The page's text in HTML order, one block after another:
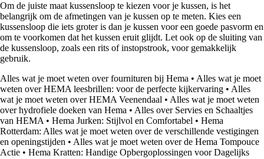
Om de juiste maat kussensloop te kiezen voor je kussen, is het
belangrijk om de afmetingen van je kussen op te meten. Kies een
kussensloop die iets groter is dan je kussen voor een goede pasvorm en
om te voorkomen dat het kussen eruit glijdt. Let ook op de sluiting van
de kussensloop, zoals een rits of instopstrook, voor gemakkelijk
gebruik.
Alles wat je moet weten over fournituren bij Hema • Alles wat je moet
weten over HEMA leesbrillen: voor de perfecte kijkervaring • Alles
wat je moet weten over HEMA Veenendaal • Alles wat je moet weten
over hydrofiele doeken van Hema • Alles over Servies en Schaaltjes
van HEMA • Hema Jurken: Stijlvol en Comfortabel • Hema
Rotterdam: Alles wat je moet weten over de verschillende vestigingen
en openingstijden • Alles wat je moet weten over de Hema Tompouce
Actie • Hema Kratten: Handige Opbergoplossingen voor Dagelijks